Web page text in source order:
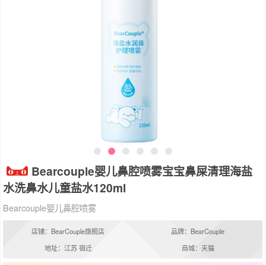
Bearcouple婴儿鼻腔喷雾宝宝鼻屎清理海盐
水洗鼻水儿童盐水120ml
Bearcouple婴儿鼻腔喷雾
店铺：BearCouple旗舰店
品牌：BearCouple
地址：江苏 宿迁
商城：天猫